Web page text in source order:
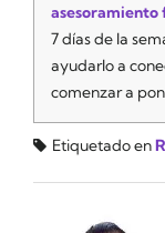
7 días de la
ayudarlo a
comenzar a
Etiquetado en